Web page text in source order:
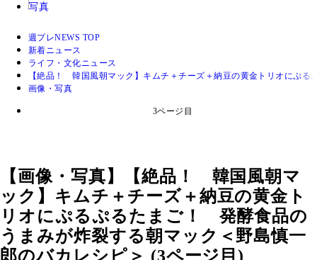
写真
週プレNEWS TOP
新着ニュース
ライフ・文化ニュース
【絶品！ 韓国風朝マック】キムチ＋チーズ＋納豆の黄金トリオにぷ
画像・写真
3ページ目
【画像・写真】【絶品！ 韓国風朝マ
ック】キムチ＋チーズ＋納豆の黄金ト
リオにぷるぷるたまご！ 発酵食品の
うまみが炸裂する朝マック＜野島慎一
郎のバカレシピ＞ (3ページ目)